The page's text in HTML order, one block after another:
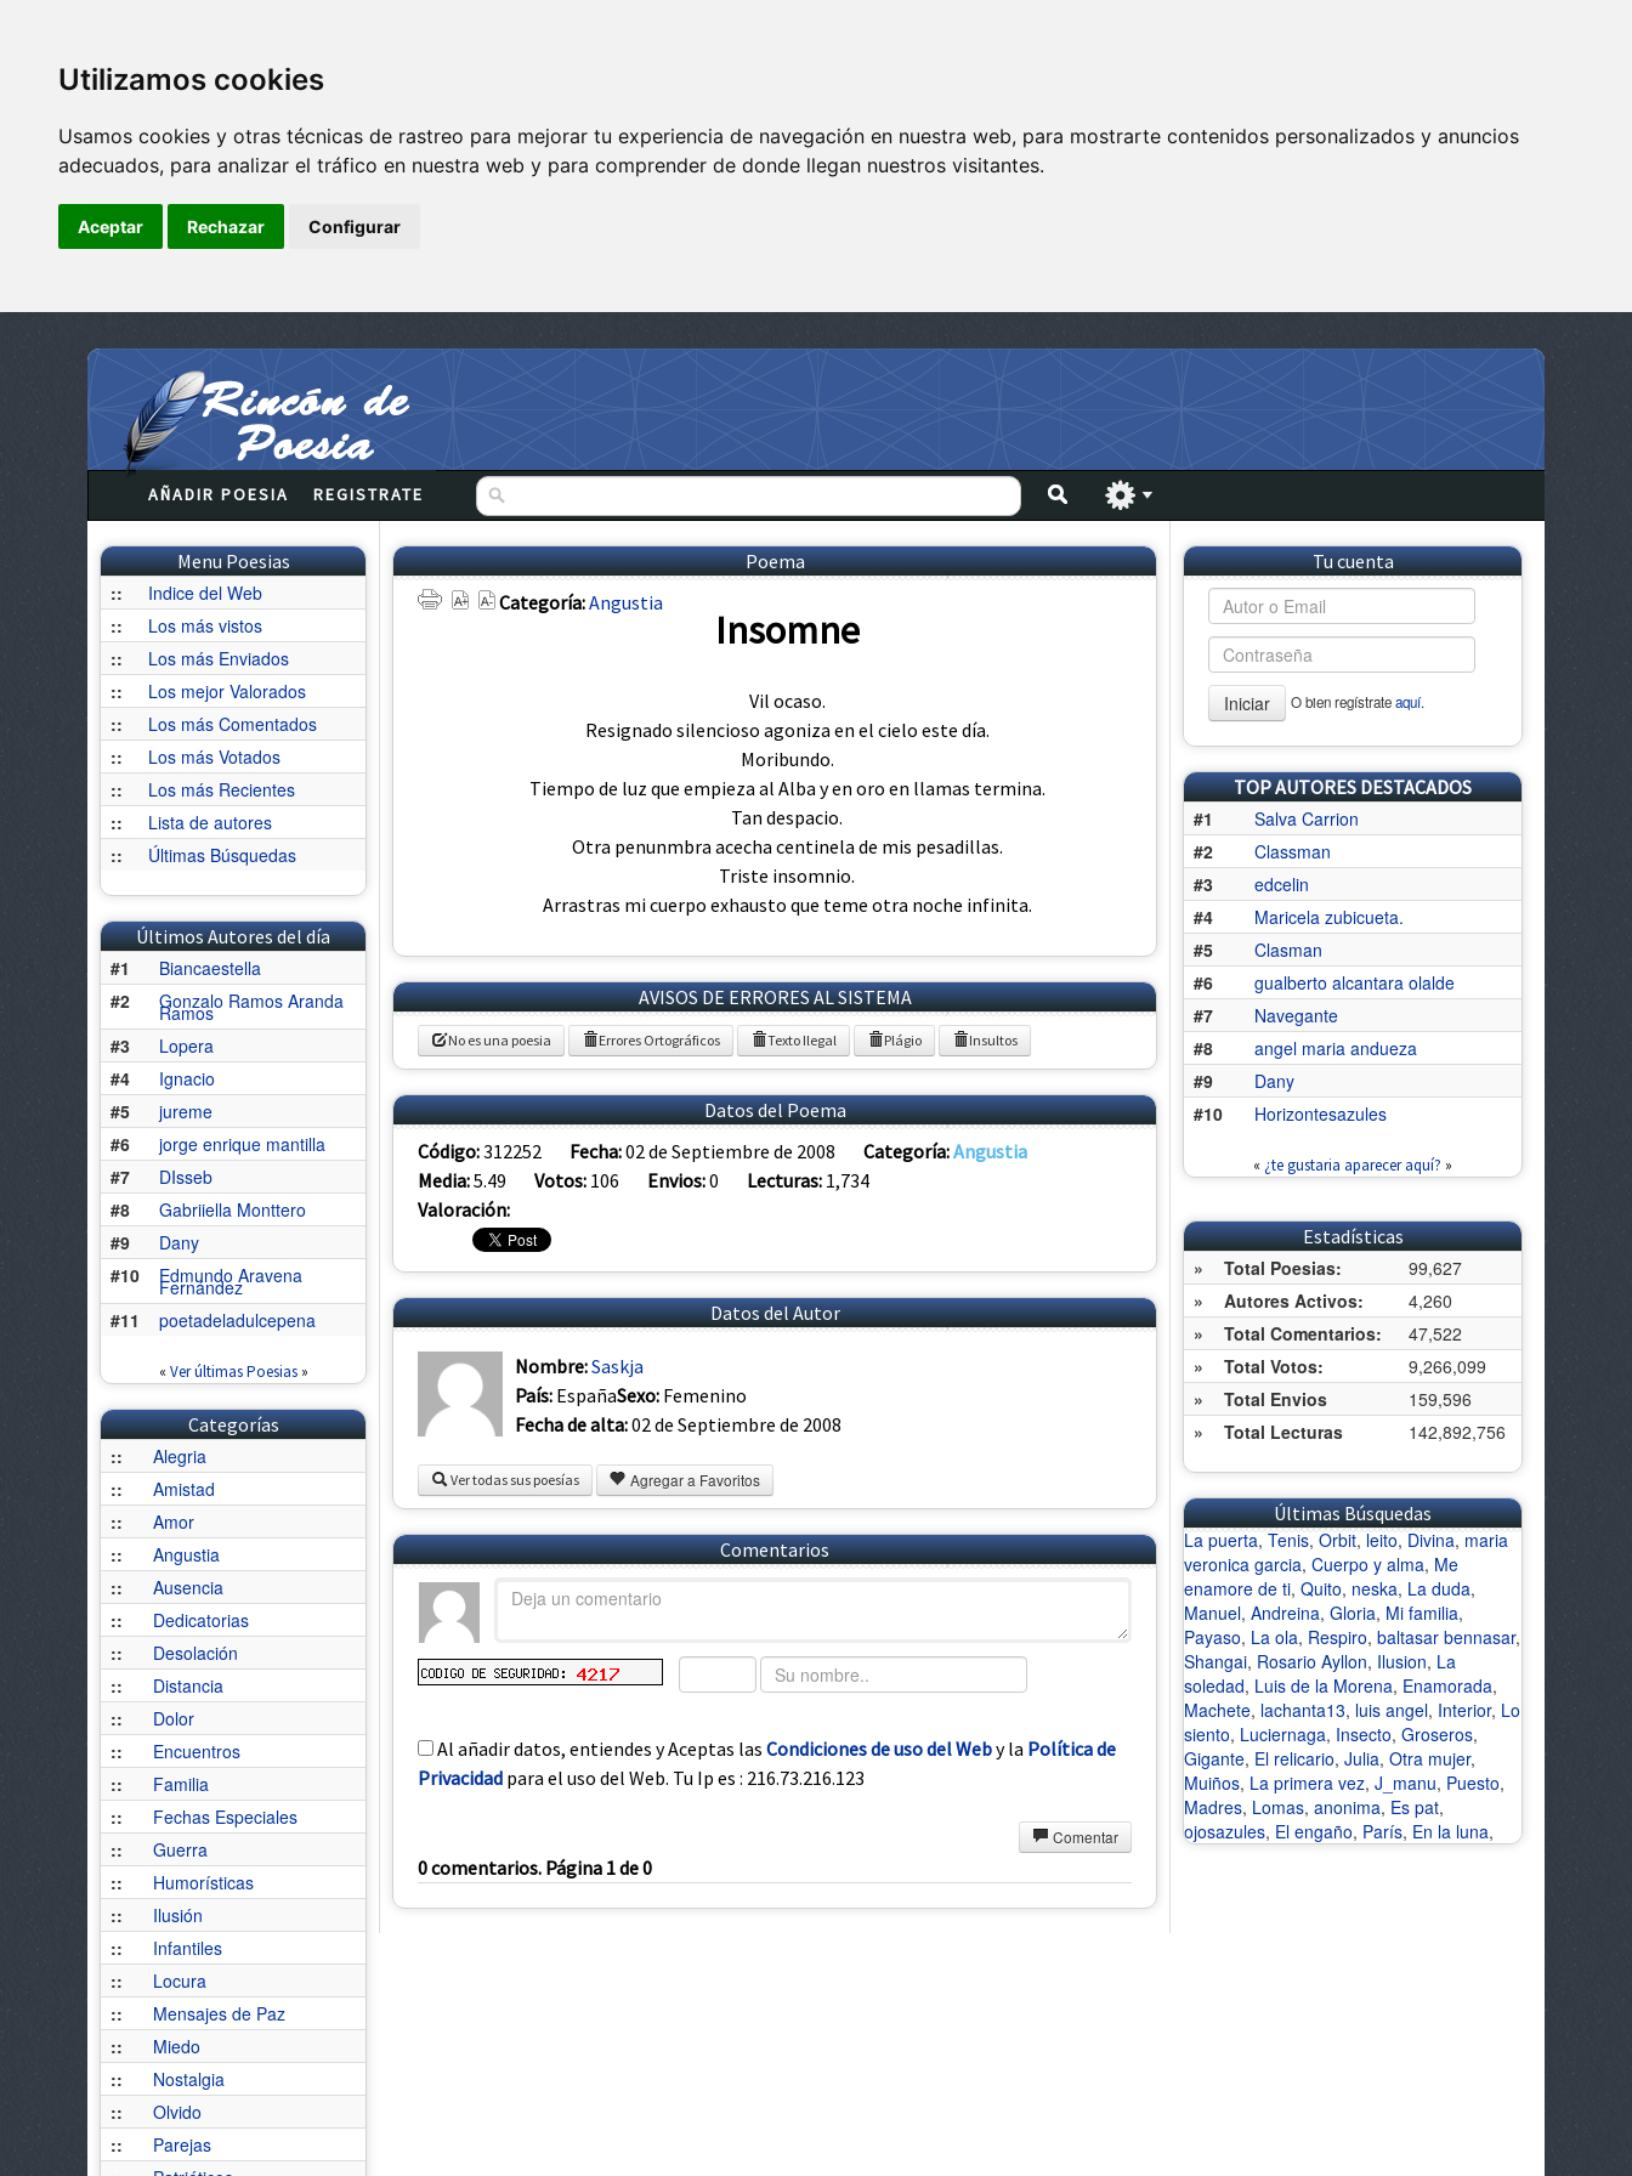
Utilizamos cookies
Usamos cookies y otras técnicas de rastreo para mejorar tu experiencia de navegación en nuestra web, para mostrarte contenidos personalizados y anuncios
adecuados, para analizar el tráfico en nuestra web y para comprender de donde llegan nuestros visitantes.
Aceptar Rechazar Configurar
AÑADIR POESIA REGISTRATE
Menu Poesias
::
Indice del Web
::
Los más vistos
::
Los más Enviados
::
Los mejor Valorados
::
Los más Comentados
::
Los más Votados
::
Los más Recientes
::
Lista de autores
::
Últimas Búsquedas
Últimos Autores del día
#1
Biancaestella
#2
Gonzalo Ramos Aranda
Ramos
#3
Lopera
#4
Ignacio
#5
jureme
#6
jorge enrique mantilla
#7
DIsseb
#8
Gabriiella Monttero
#9
Dany
#10
Edmundo Aravena
Fernández
#11
poetadeladulcepena
« Ver últimas Poesias»
Categorías
::
Alegria
::
Amistad
::
Amor
::
Angustia
::
Ausencia
::
Dedicatorias
::
Desolación
::
Distancia
::
Dolor
::
Encuentros
::
Familia
::
Fechas Especiales
::
Guerra
::
Humorísticas
::
Ilusión
::
Infantiles
::
Locura
::
Mensajes de Paz
::
Miedo
::
Nostalgia
::
Olvido
::
Parejas
Poema
Categoría:Angustia
Insomne
Vil ocaso.
Resignado silencioso agoniza en el cielo este día.
Moribundo.
Tiempo de luz que empieza al Alba y en oro en llamas termina.
Tan despacio.
Otra penunmbra acecha centinela de mis pesadillas.
Triste insomnio.
Arrastras mi cuerpo exhausto que teme otra noche infinita.
AVISOS DE ERRORES AL SISTEMA
No es una poesia Errores Ortográficos Texto Ilegal Plágio Insultos
Datos del Poema
Código:312252 Fecha:02 de Septiembre de 2008 Categoría:Angustia
Media:5.49 Votos: 106 Envios:0 Lecturas: 1,734
Valoración:
Datos del Autor
Nombre:Saskja
País: EspañaSexo: Femenino
Fecha de alta:02 de Septiembre de 2008
Ver todas sus poesías Agregar a Favoritos
Comentarios
Al añadir datos, entiendes y Aceptas las Condiciones de uso del Weby la Política de
Privacidad para el uso del Web. Tu Ip es : 216.73.216.123
Comentar
0 comentarios. Página 1 de 0
Tu cuenta
Iniciar O bien regístrateaquí.
TOP AUTORES DESTACADOS
#1
Salva Carrion
#2
Classman
#3
edcelin
#4
Maricela zubicueta.
#5
Clasman
#6
gualberto alcantara olalde
#7
Navegante
#8
angel maria andueza
#9
Dany
#10
Horizontesazules
« ¿te gustaria aparecer aquí? »
Estadísticas
»
Total Poesias:
99,627
»
Autores Activos:
4,260
»
Total Comentarios:
47,522
»
Total Votos:
9,266,099
»
Total Envios
159,596
»
Total Lecturas 142,892,756
Últimas Búsquedas
La puerta, Tenis, Orbit, leito, Divina, maria
veronica garcia, Cuerpo y alma, Me
enamore de ti, Quito, neska, La duda,
Manuel, Andreina, Gloria, Mi familia,
Payaso, La ola, Respiro, baltasar bennasar,
Shangai, Rosario Ayllon, Ilusion, La
soledad, Luis de la Morena, Enamorada,
Machete, lachanta13, luis angel, Interior, Lo
siento, Luciernaga, Insecto, Groseros,
Gigante, El relicario, Julia, Otra mujer,
Muiños, La primera vez, J_manu, Puesto,
Madres, Lomas, anonima, Es pat,
ojosazules, El engaño, París, En la luna,